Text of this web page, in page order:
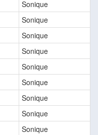
Sonique
Sonique
Sonique
Sonique
Sonique
Sonique
Sonique
Sonique
Sonique